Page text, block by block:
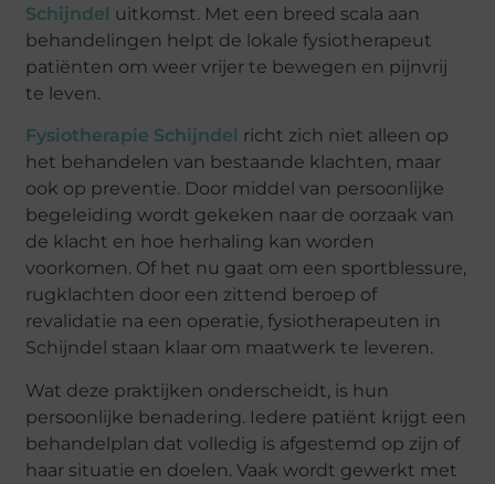
Schijndel uitkomst. Met een breed scala aan
behandelingen helpt de lokale fysiotherapeut
patiënten om weer vrijer te bewegen en pijnvrij
te leven.
Fysiotherapie Schijndel
richt zich niet alleen op
het behandelen van bestaande klachten, maar
ook op preventie. Door middel van persoonlijke
begeleiding wordt gekeken naar de oorzaak van
de klacht en hoe herhaling kan worden
voorkomen. Of het nu gaat om een sportblessure,
rugklachten door een zittend beroep of
revalidatie na een operatie, fysiotherapeuten in
Schijndel staan klaar om maatwerk te leveren.
Wat deze praktijken onderscheidt, is hun
persoonlijke benadering. Iedere patiënt krijgt een
behandelplan dat volledig is afgestemd op zijn of
haar situatie en doelen. Vaak wordt gewerkt met